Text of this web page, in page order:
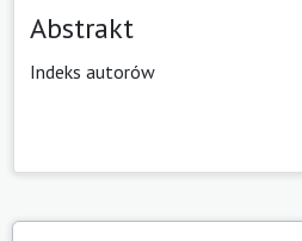
Abstrakt
Indeks autorów